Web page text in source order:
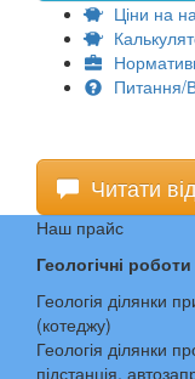
Ціни на
Питання/
Читати
Наш прайс
Геологічні роботи
Геологія ділянки
(котеджу)
Геологія ділянки
підстанція,